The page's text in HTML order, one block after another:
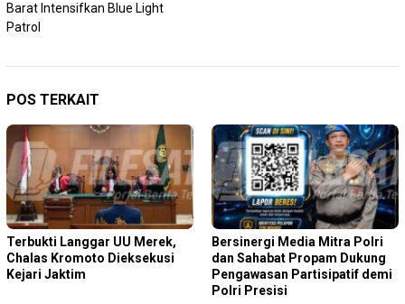
Barat Intensifkan Blue Light
Patrol
POS TERKAIT
Terbukti Langgar UU Merek,
Chalas Kromoto Dieksekusi
Kejari Jaktim
Bersinergi Media Mitra Polri
dan Sahabat Propam Dukung
Pengawasan Partisipatif demi
Polri Presisi